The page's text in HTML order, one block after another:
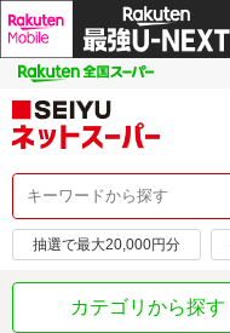
抽選で最大20,000円分
カテゴリから探す